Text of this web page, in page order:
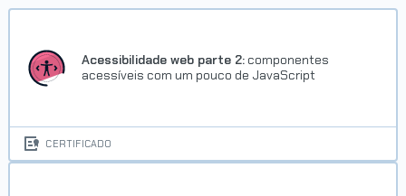
Acessibilidade web parte 2: componentes
acessíveis com um pouco de JavaScript
CERTIFICADO